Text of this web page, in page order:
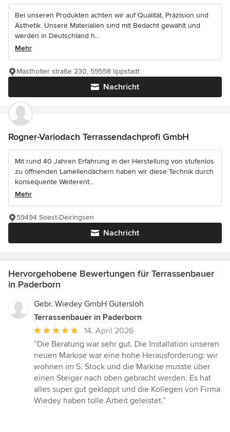
Bei unseren Produkten achten wir auf Qualität, Präzision und
Ästhetik. Unsere Materialien sind mit Bedacht gewählt und
werden in Deutschland h...
Mehr
Nachricht
Mastholter straße 230, 59558 lippstadt
Rogner-Variodach Terrassendachprofi GmbH
Mit rund 40 Jahren Erfahrung in der Herstellung von stufenlos
zu öffnenden Lamellendächern haben wir diese Technik durch
konsequente Weiterent...
Mehr
Nachricht
59494 Soest-Deiringsen
Hervorgehobene Bewertungen für Terrassenbauer
in Paderborn
Gebr. Wiedey GmbH Gütersloh
Terrassenbauer in Paderborn
Durchschnittliche
Bewertung:
5
von
5
Sternen
14. April 2026
“Die Beratung war sehr gut. Die Installation unseren
neuen Markise war eine hohe Herausforderung: wir
wohnen im 5. Stock und die Markise musste über
einen Steiger nach oben gebracht werden. Es hat
alles super gut geklappt und die Kollegen von Firma
Wiedey haben tolle Arbeit geleistet.”